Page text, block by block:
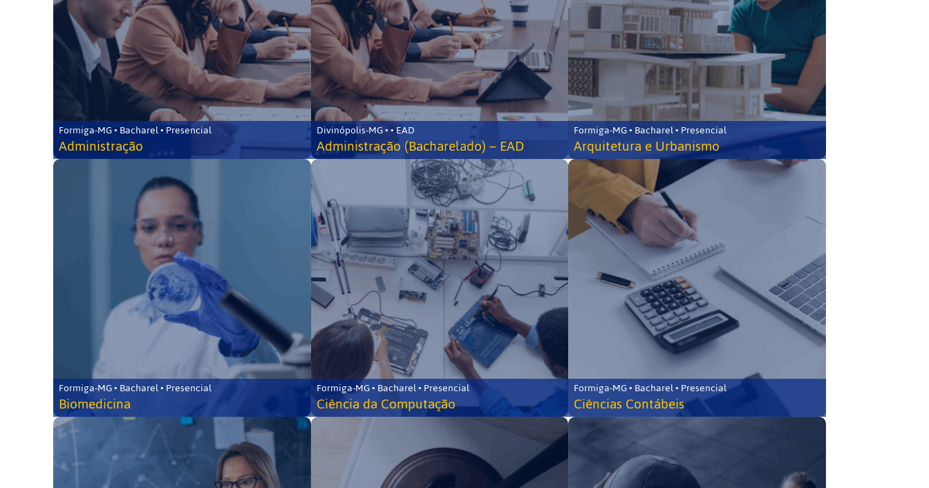
Formiga-MG • Bacharel • Presencial
Administração
Divinópolis-MG • • EAD
Administração (Bacharelado) – EAD
Formiga-MG • Bacharel • Presencial
Arquitetura e Urbanismo
Formiga-MG • Bacharel • Presencial
Biomedicina
Formiga-MG • Bacharel • Presencial
Ciência da Computação
Formiga-MG • Bacharel • Presencial
Ciências Contábeis